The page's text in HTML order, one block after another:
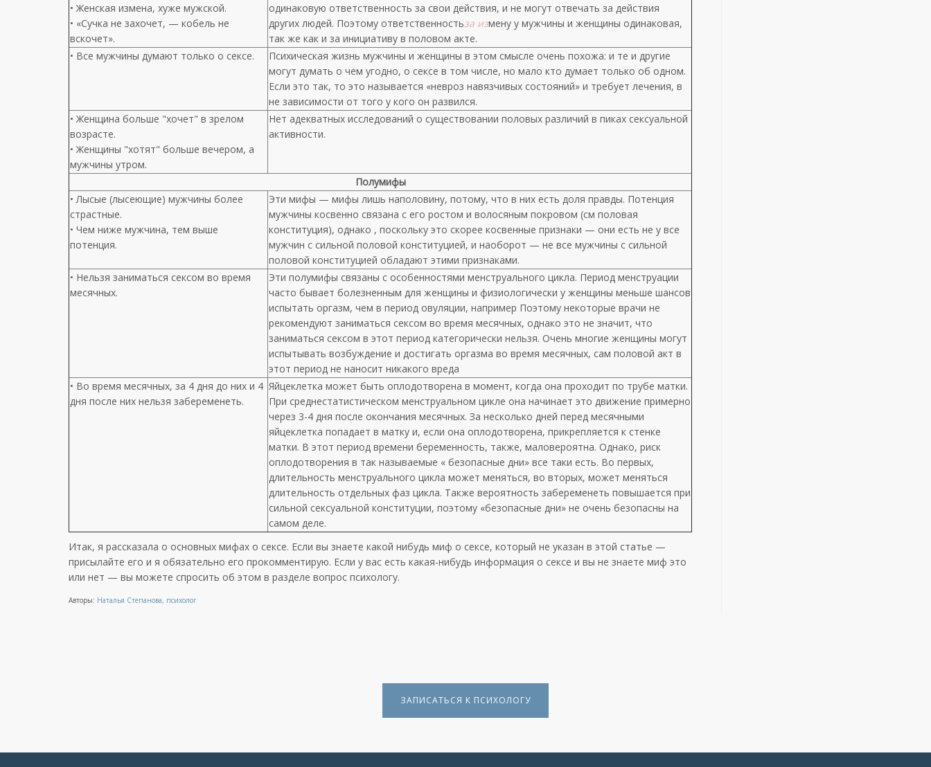
• Женская измена, хуже мужской.
• «Сучка не захочет, — кобель не
вскочет».
одинаковую ответственность за свои действия, и не могут отвечать за действия
других людей. Поэтому ответственностьза измену у мужчины и женщины одинаковая,
так же как и за инициативу в половом акте.
• Все мужчины думают только о сексе.
Психическая жизнь мужчины и женщины в этом смысле очень похожа: и те и другие
могут думать о чем угодно, о сексе в том числе, но мало кто думает только об одном.
Если это так, то это называется «невроз навязчивых состояний» и требует лечения, в
не зависимости от того у кого он развился.
• Женщина больше "хочет" в зрелом
возрасте.
• Женщины "хотят" больше вечером, а
мужчины утром.
Нет адекватных исследований о существовании половых различий в пиках сексуальной
активности.
Полумифы
• Лысые (лысеющие) мужчины более
страстные.
• Чем ниже мужчина, тем выше
потенция.
Эти мифы — мифы лишь наполовину, потому, что в них есть доля правды. Потенция
мужчины косвенно связана с его ростом и волосяным покровом (см половая
конституция), однако , поскольку это скорее косвенные признаки — они есть не у все
мужчин с сильной половой конституцией, и наоборот — не все мужчины с сильной
половой конституцией обладают этими признаками.
• Нельзя заниматься сексом во время
месячных.
Эти полумифы связаны с особенностями менструального цикла. Период менструации
часто бывает болезненным для женщины и физиологически у женщины меньше шансов
испытать оргазм, чем в период овуляции, например Поэтому некоторые врачи не
рекомендуют заниматься сексом во время месячных, однако это не значит, что
заниматься сексом в этот период категорически нельзя. Очень многие женщины могут
испытывать возбуждение и достигать оргазма во время месячных, сам половой акт в
этот период не наносит никакого вреда
• Во время месячных, за 4 дня до них и 4
дня после них нельзя забеременеть.
Яйцеклетка может быть оплодотворена в момент, когда она проходит по трубе матки.
При среднестатистическом менструальном цикле она начинает это движение примерно
через 3-4 дня после окончания месячных. За несколько дней перед месячными
яйцеклетка попадает в матку и, если она оплодотворена, прикрепляется к стенке
матки. В этот период времени беременность, также, маловероятна. Однако, риск
оплодотворения в так называемые « безопасные дни» все таки есть. Во первых,
длительность менструального цикла может меняться, во вторых, может меняться
длительность отдельных фаз цикла. Также вероятность забеременеть повышается при
сильной сексуальной конституции, поэтому «безопасные дни» не очень безопасны на
самом деле.
Итак, я рассказала о основных мифах о сексе. Если вы знаете какой нибудь миф о сексе, который не указан в этой статье —
присылайте его и я обязательно его прокомментирую. Если у вас есть какая-нибудь информация о сексе и вы не знаете миф это
или нет — вы можете спросить об этом в разделе вопрос психологу.
Авторы: Наталья Степанова, психолог
ЗАПИСАТЬСЯ К ПСИХОЛОГУ